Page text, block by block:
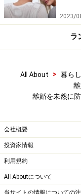
2023/
ラ
All About > 暮らし
離婚を未然に
会社概要
投資家情報
利用規約
All Aboutについて